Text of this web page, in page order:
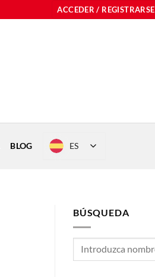
ACCEDER / REGISTRARSE
BLOG ES
BÚSQUEDA